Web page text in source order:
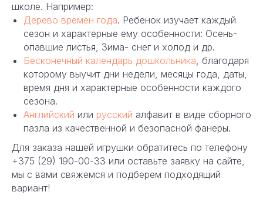
школе. Например:
Дерево времен года. Ребенок изучает каждый
сезон и характерные ему особенности: Осень-
опавшие листья, Зима- снег и холод и др.
Бесконечный календарь дошкольника, благодаря
которому выучит дни недели, месяцы года, даты,
время дня и характерные особенности каждого
сезона.
Английский или русский алфавит в виде сборного
пазла из качественной и безопасной фанеры.
Для заказа нашей игрушки обратитесь по телефону
+375 (29) 190-00-33 или оставьте заявку на сайте,
мы с вами свяжемся и подберем подходящий
вариант!